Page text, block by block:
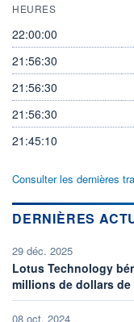
HEURES
22:00:00
21:56:30
21:56:30
21:56:30
21:45:10
Consulter les dernières
DERNIÈRES
29 déc. 2025
Lotus Technology
millions de dollars de
08 oct. 2024